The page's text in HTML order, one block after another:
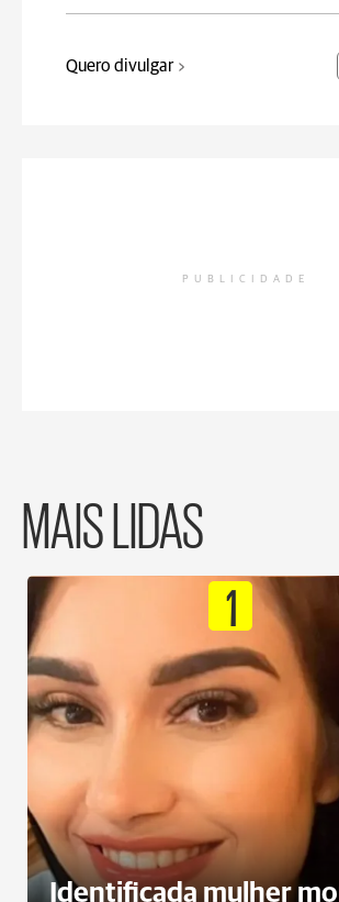
Quero divulgar
PUBLICIDADE
MAIS LIDAS
1
Identificada mulher